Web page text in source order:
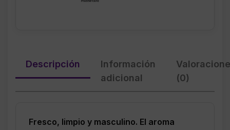
Descripción
Información
adicional
(0)
Fresco, limpio y masculino. El aroma